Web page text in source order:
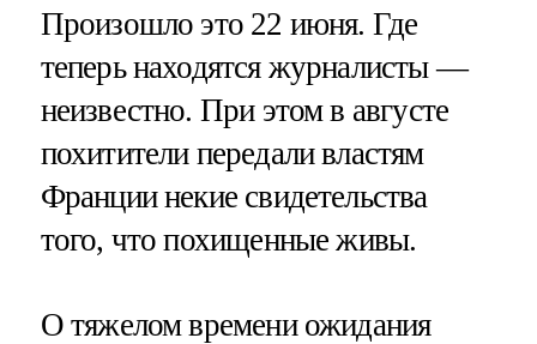
Произошло это 22 июня. Где
теперь находятся журналисты —
неизвестно. При этом в августе
похитители передали властям
Франции некие свидетельства
того, что похищенные живы.
О тяжелом времени ожидания